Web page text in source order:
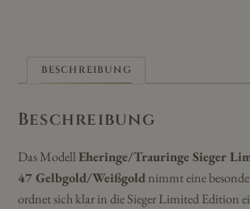
BESCHREIBUNG
Beschreibung
Das ModellEheringe/Trauringe Sieger
47 Gelbgold/Weißgoldnimmt eine
ordnet sich klar in die Sieger Limited Edition